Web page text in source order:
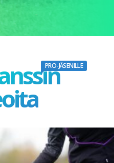
PRO-JÄSENILLE